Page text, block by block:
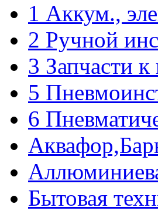
1 Аккум.,
2 Ручной
3 Запчасти
5
6
Бытовая